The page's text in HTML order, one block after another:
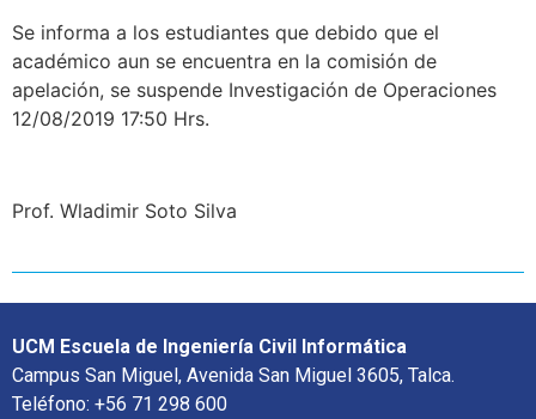
Se informa a los estudiantes que debido que el
académico aun se encuentra en la comisión de
apelación, se suspende Investigación de Operaciones
12/08/2019 17:50 Hrs.
Prof. Wladimir Soto Silva
UCM Escuela de Ingeniería Civil Informática
Campus San Miguel, Avenida San Miguel 3605, Talca.
Teléfono: +56 71 298 600